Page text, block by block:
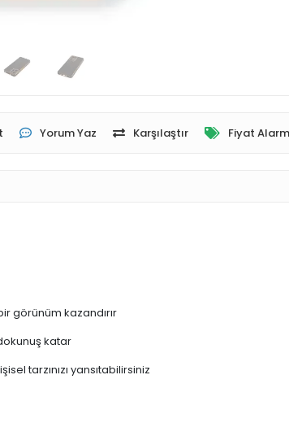
Yorum Yaz Karşılaştır Fiyat
görünüm kazandırır
katar
tarzınızı yansıtabilirsiniz